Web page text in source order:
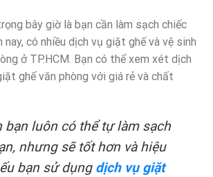
bây giờ là bạn cần làm sạch chiếc
nay, có nhiều dịch vụ giặt ghế và vệ sinh
ở TP.HCM. Bạn có thể xem xét dịch
ghế văn phòng với giá rẻ và chất
bạn luôn có thể tự làm sạch
nhưng sẽ tốt hơn và hiệu
bạn sử dụng dịch vụ giặt